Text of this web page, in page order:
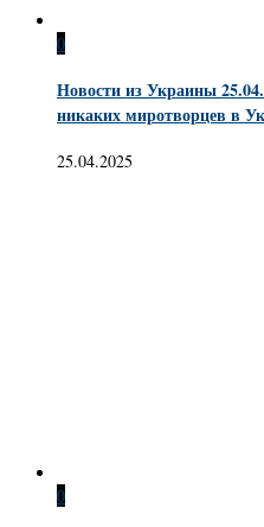
0
Новости из Украины
никаких миротворцев в
25.04.2025
0